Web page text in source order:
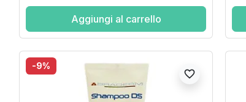
Aggiungi al carrello
-9%
favorite_border